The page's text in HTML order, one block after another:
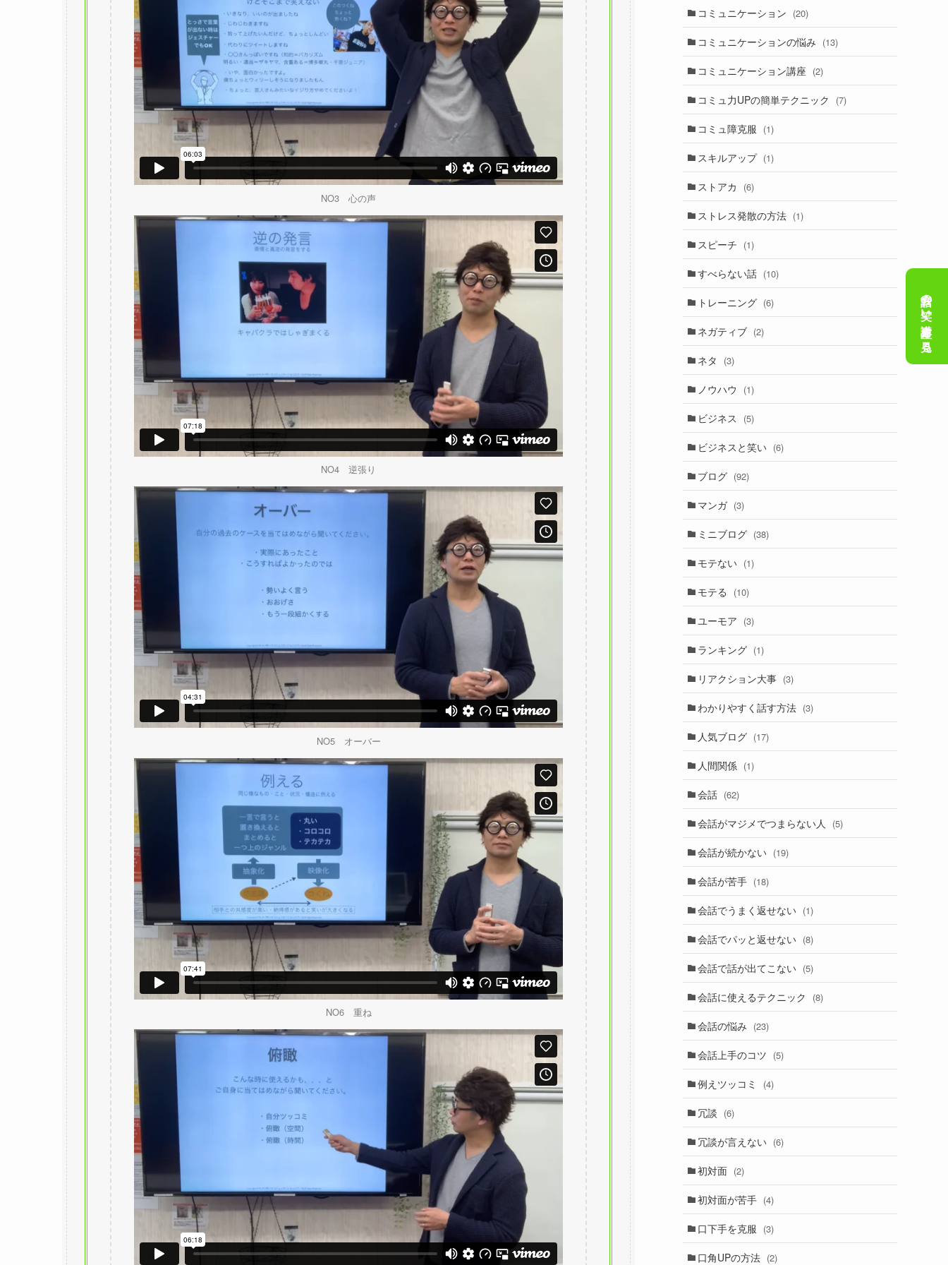
NO3 心の声
NO4 逆張り
NO5 オーバー
NO6 重ね
コミュニケーション (20)
コミュニケーションの悩み (13)
コミュニケーション講座 (2)
コミュ力UPの簡単テクニック (7)
コミュ障克服 (1)
スキルアップ (1)
ストアカ (6)
ストレス発散の方法 (1)
スピーチ (1)
すべらない話 (10)
トレーニング (6)
ネガティブ (2)
ネタ (3)
ノウハウ (1)
ビジネス (5)
ビジネスと笑い (6)
ブログ (92)
マンガ (3)
ミニブログ (38)
モテない (1)
モテる (10)
ユーモア (3)
ランキング (1)
リアクション大事 (3)
わかりやすく話す方法 (3)
人気ブログ (17)
人間関係 (1)
会話 (62)
会話がマジメでつまらない人 (5)
会話が続かない (19)
会話が苦手 (18)
会話でうまく返せない (1)
会話でパッと返せない (8)
会話で話が出てこない (5)
会話に使えるテクニック (8)
会話の悩み (23)
会話上手のコツ (5)
例えツッコミ (4)
冗談 (6)
冗談が言えない (6)
初対面 (2)
初対面が苦手 (4)
口下手を克服 (3)
口角UPの方法 (2)
会話の笑い講座を見る